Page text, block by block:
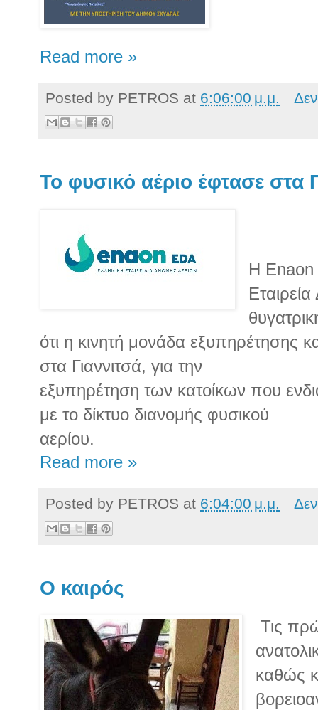
Read more »
Posted by PETROS at 6:06:00 μ.μ.
Το φυσικό αέριο έφτασε στα
Η
ότι η κινητή μονάδα εξυπηρέτησης
στα Γιαννιτσά, για την
εξυπηρέτηση των κατοίκων που
με το δίκτυο διανομής φυσικού
αερίου.
Read more »
Posted by PETROS at 6:04:00 μ.μ.
O καιρός
Τις
καθώς